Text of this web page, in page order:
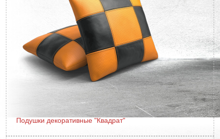
Подушки декоративные "Квадрат"